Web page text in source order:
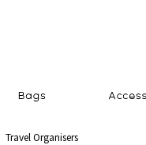
Travel Organisers